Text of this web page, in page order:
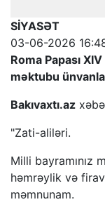
SİYASƏT
03-06-2026
Roma Papası
məktubu
Bakıvaxtı.az
"Zati-aliləri.
Milli bayramınız
həmrəylik və
məmnunam.